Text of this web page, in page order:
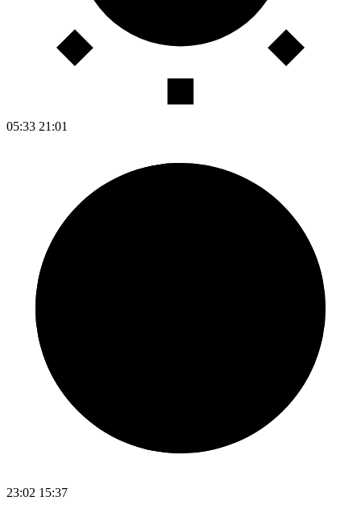
05:33 21:01
23:02 15:37